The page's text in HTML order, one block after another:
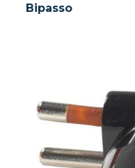
Bipasso